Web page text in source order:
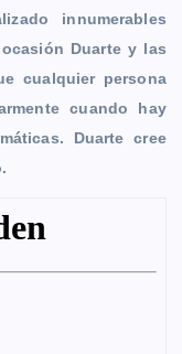
innumerables
Duarte y las
cualquier persona
cuando hay
Duarte cree